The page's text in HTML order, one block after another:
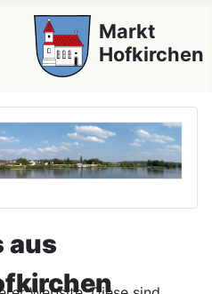
Markt
Hofkirchen
aus